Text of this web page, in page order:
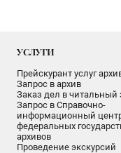
УСЛУГИ
Прейскурант услуг
Запрос в архив
Заказ дел в читальный
Запрос в Справочно-
информационный
федеральных
архивов
Проведение экскурсий